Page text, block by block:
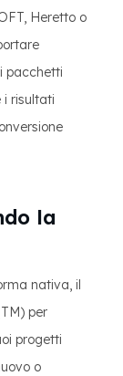
Heretto o
pacchetti
i risultati
la
nativa, il
per
progetti
o